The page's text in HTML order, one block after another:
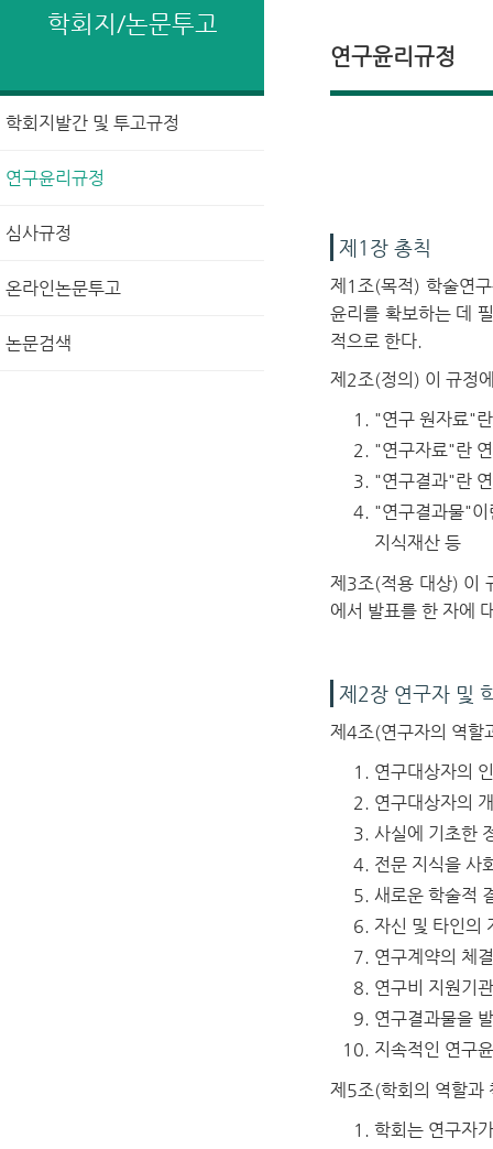
학회지/논문투고
학회지발간 및 투고규정
연구윤리규정
심사규정
온라인논문투고
논문검색
연구윤리규정
제1장 총칙
제1조(목적) 학술연
윤리를 확보하는 데
적으로 한다.
제2조(정의) 이 규정
"연구 원자료"
"연구자료"란
"연구결과"란
"연구결과물"이
지식재산 등
제3조(적용 대상) 이
에서 발표를 한 자에
제2장 연구자 및
제4조(연구자의 역할
연구대상자의
연구대상자의
사실에 기초한
전문 지식을 사
새로운 학술적
자신 및 타인의
연구계약의 체
연구비 지원기
연구결과물을
지속적인 연구
제5조(학회의 역할과
학회는 연구자